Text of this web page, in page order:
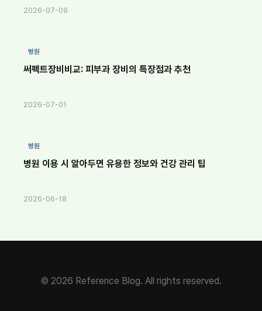
2026-07-09
병원
써펙트장비비교: 피부과 장비의 특장점과 추천
2026-07-01
병원
병원 이용 시 알아두면 유용한 정보와 건강 관리 팁
2026-06-18
© 2026 Reference Blog. All rights reserved.